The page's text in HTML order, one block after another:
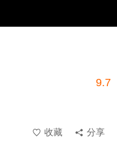
9.7
收藏
分享